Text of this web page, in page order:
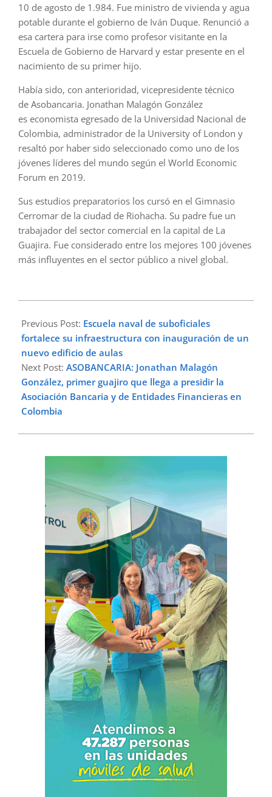
10 de agosto de 1.984. Fue ministro de vivienda y agua
potable durante el gobierno de Iván Duque. Renunció a
esa cartera para irse como profesor visitante en la
Escuela de Gobierno de Harvard y estar presente en el
nacimiento de su primer hijo.
Había sido, con anterioridad, vicepresidente técnico
de Asobancaria. Jonathan Malagón González
es economista egresado de la Universidad Nacional de
Colombia, administrador de la University of London y
resaltó por haber sido seleccionado como uno de los
jóvenes líderes del mundo según el World Economic
Forum en 2019.
Sus estudios preparatorios los cursó en el Gimnasio
Cerromar de la ciudad de Riohacha. Su padre fue un
trabajador del sector comercial en la capital de La
Guajira. Fue considerado entre los mejores 100 jóvenes
más influyentes en el sector público a nivel global.
01-
17
Previous Post: Escuela naval de suboficiales
fortalece su infraestructura con inauguración de un
nuevo edificio de aulas
Next Post: ASOBANCARIA: Jonathan Malagón
González, primer guajiro que llega a presidir la
Asociación Bancaria y de Entidades Financieras en
Colombia